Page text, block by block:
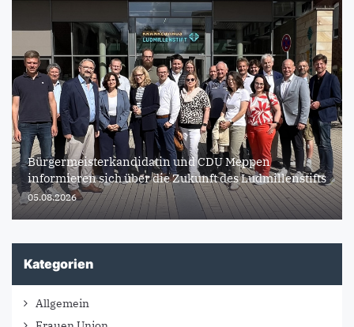
Bürgermeisterkandidatin und CDU Meppen
informieren sich über die Zukunft des Ludmillenstifts
05.08.2026
Kategorien
Allgemein